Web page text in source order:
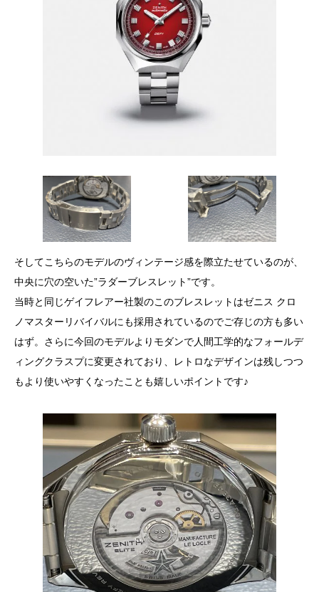
そしてこちらのモデルのヴィンテージ感を際立たせているのが、
中央に穴の空いた”ラダーブレスレット”です。
当時と同じゲイフレアー社製のこのブレスレットはゼニス クロ
ノマスターリバイバルにも採用されているのでご存じの方も多い
はず。さらに今回のモデルよりモダンで人間工学的なフォールデ
ィングクラスプに変更されており、レトロなデザインは残しつつ
もより使いやすくなったことも嬉しいポイントです♪